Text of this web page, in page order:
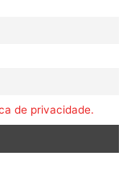
de privacidade.